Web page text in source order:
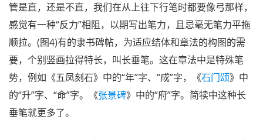
管是直，还是不直，我们在从上往下行笔时都要像弓那样，
感觉有一种“反力”相阻，以期写出笔力，且忌毫无笔力平拖
顺拉。(图4)有的隶书碑帖，为适应结体和章法的构图的需
要，个别竖画拉得特长，叫长垂笔。这在章法中是特殊笔
势，例如《五凤刻石》中的“年”字、“成”字，《石门颂》中
的“升”字、“命”字。《张景碑》中的“府”字。简犊中这种长
垂笔就更多了。